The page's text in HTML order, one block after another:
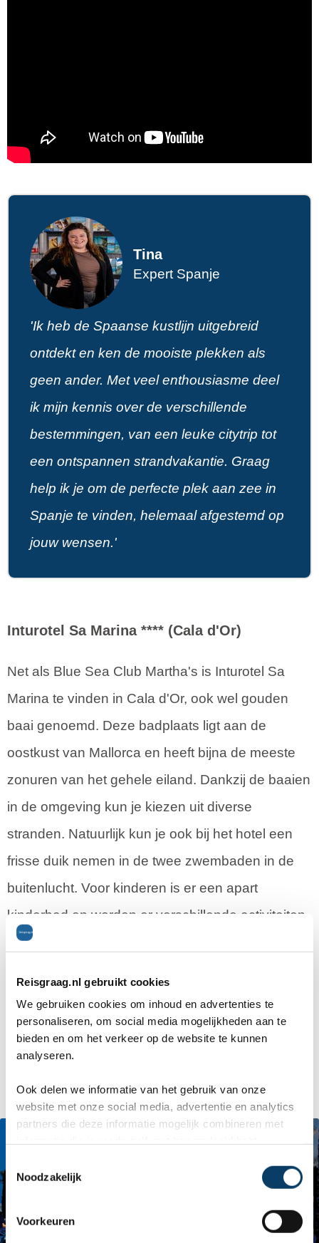
Reisgraag.nl gebruikt cookies
We gebruiken cookies om inhoud en advertenties te
personaliseren, om social media mogelijkheden aan te
bieden en om het verkeer op de website te kunnen
analyseren.
Ook delen we informatie van het gebruik van onze
website met onze social media, advertentie en analytics
partners die deze informatie mogelijk combineren met
e
Noodzakelijk
Voorkeuren
Tina
Expert Spanje
'Ik heb de Spaanse kustlijn uitgebreid
ontdekt en ken de mooiste plekken als
geen ander. Met veel enthousiasme deel
ik mijn kennis over de verschillende
bestemmingen, van een leuke citytrip tot
een ontspannen strandvakantie. Graag
help ik je om de perfecte plek aan zee in
Spanje te vinden, helemaal afgestemd op
jouw wensen.'
Inturotel Sa Marina **** (Cala d'Or)
Net als Blue Sea Club Martha's is Inturotel Sa
Marina te vinden in Cala d'Or, ook wel gouden
baai genoemd. Deze badplaats ligt aan de
oostkust van Mallorca en heeft bijna de meeste
zonuren van het gehele eiland. Dankzij de baaien
in de omgeving kun je kiezen uit diverse
stranden. Natuurlijk kun je ook bij het hotel een
frisse duik nemen in de twee zwembaden in de
buitenlucht. Voor kinderen is er een apart
kinderbad en worden er verschillende activiteiten
georganiseerd voor hen zoals een kinderdisco.
van live muziek en shows in de avond. De
omgeving ontdekken? Dat kan natuurlijk ook, zo